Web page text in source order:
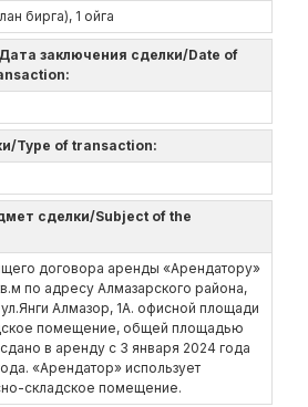
бирга), 1 ойга
заключения сделки/Date of
Type of transaction:
сделки/Subject of the
договора аренды «Арендатору»
по адресу Алмазарского района,
ул.Янги Алмазор, 1А. офисной площади
помещение, общей площадью
в аренду с 3 января 2024 года
«Арендатор» использует
складское помещение.